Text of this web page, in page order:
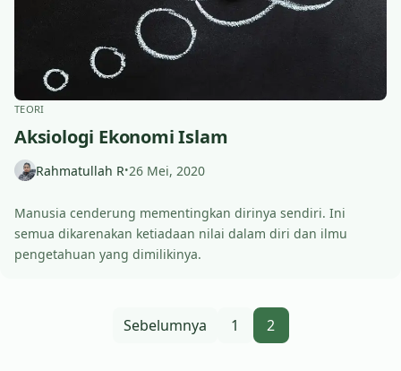
TEORI
Aksiologi Ekonomi Islam
Rahmatullah R•26 Mei, 2020
Manusia cenderung mementingkan dirinya sendiri. Ini
semua dikarenakan ketiadaan nilai dalam diri dan ilmu
pengetahuan yang dimilikinya.
Paginasi pos
Sebelumnya 1 2